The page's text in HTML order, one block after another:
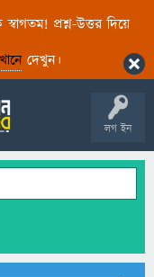
প্রশ্ন-উত্তর দিয়ে
দেখুন।
লগ ইন